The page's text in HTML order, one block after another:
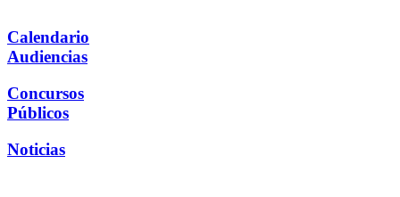
Calendario
Audiencias
Concursos
Públicos
Noticias